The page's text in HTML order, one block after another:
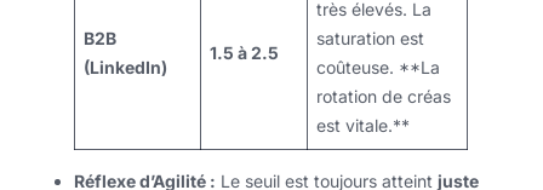
B2B
(LinkedIn)
1.5 à 2.5
très élevés. La
saturation est
coûteuse. **La
rotation de créas
est vitale.**
Réflexe d’Agilité : Le seuil est toujours atteintjuste